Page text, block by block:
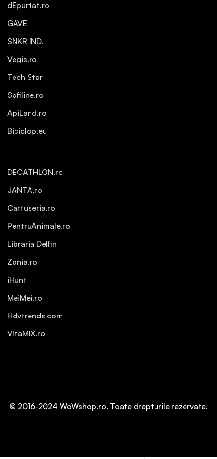
dEpurtat.ro
GAVE
SNKR IND.
Vegis.ro
Tech Star
Sofiline.ro
ApiLand.ro
Biciclop.eu
DECATHLON.ro
JANTA.ro
Cartuseria.ro
PentruAnimale.ro
Libraria Delfin
Zonia.ro
iHunt
MeiMei.ro
Hdvtrends.com
VitaMIX.ro
© 2016-2024 WoWshop.ro. Toate drepturile rezervate.